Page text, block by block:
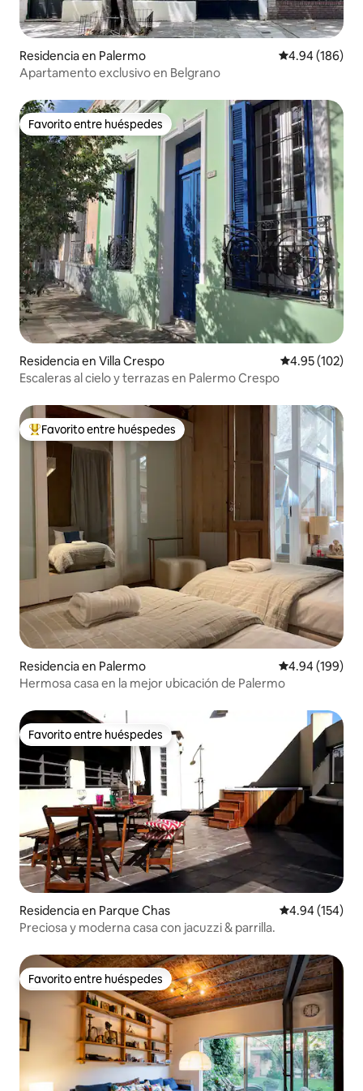
Residencia en Palermo Calificación
4.94 (186)
Apartamento exclusivo en Belgrano
Favorito entre huéspedes
Favorito entre huéspedes
Residencia en Villa Crespo Calificación
4.95 (102)
Escaleras al cielo y terrazas en Palermo Crespo
De los mejores en Favorito entre huéspedes
Favorito entre huéspedes
Residencia en Palermo Calificación
4.94 (199)
Hermosa casa en la mejor ubicación de Palermo
Favorito entre huéspedes
Favorito entre huéspedes
Residencia en Parque Chas Calificación
4.94 (154)
Preciosa y moderna casa con jacuzzi & parrilla.
Favorito entre huéspedes
Favorito entre huéspedes